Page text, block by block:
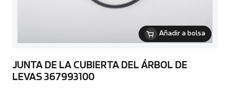
Añadir a bolsa
JUNTA DE LA CUBIERTA DEL ÁRBOL DE
LEVAS 367993100